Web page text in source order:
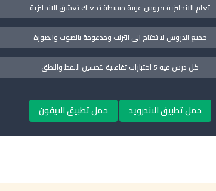
تعلم الانجليزية بدروس عربية مبسطة تجعلك تعشق الانجليزية
جميع الدروس لا تحتاج الى انترنت ومدعومة بالصوت والصورة
كل درس فيه 5 اختبارات تفاعلية لتحسين اللفظ والنطق
حمل تطبيق الاندرويد حمل تطبيق الايفون